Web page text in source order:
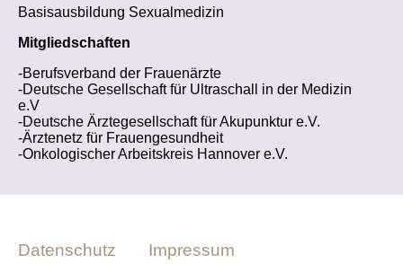
Basisausbildung Sexualmedizin
Mitgliedschaften
-Berufsverband der Frauenärzte
-Deutsche Gesellschaft für Ultraschall in der Medizin
e.V
-Deutsche Ärztegesellschaft für Akupunktur e.V.
-Ärztenetz für Frauengesundheit
-Onkologischer Arbeitskreis Hannover e.V.
Datenschutz Impressum